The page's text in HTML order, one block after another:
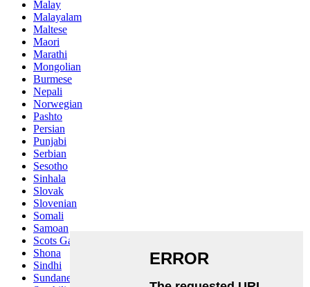
Malay
Malayalam
Maltese
Maori
Marathi
Mongolian
Burmese
Nepali
Norwegian
Pashto
Persian
Punjabi
Serbian
Sesotho
Sinhala
Slovak
Slovenian
Somali
Samoan
Scots Gaelic
Shona
Sindhi
Sundanese